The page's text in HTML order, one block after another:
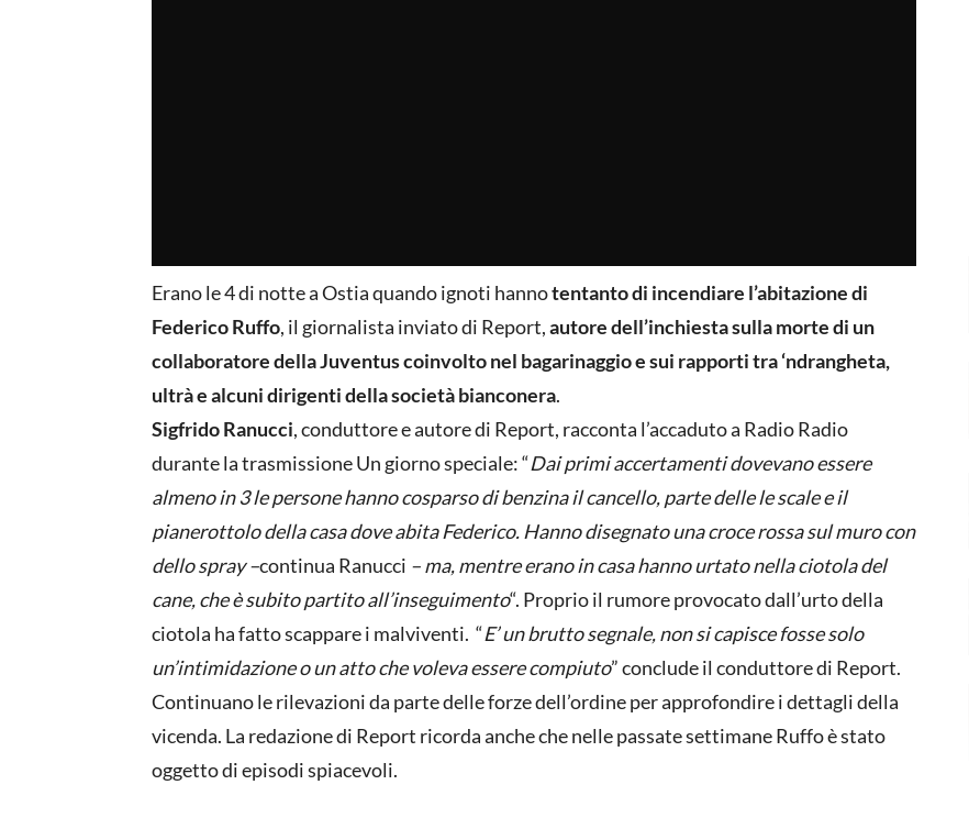
Erano le 4 di notte a Ostia quando ignoti hannotentanto di incendiare l’abitazione di
Federico Ruffo, il giornalista inviato di Report,autore dell’inchiesta sulla morte di un
collaboratore della Juventus coinvolto nel bagarinaggio e sui rapporti tra ‘ndrangheta,
ultrà e alcuni dirigenti della società bianconera.
Sigfrido Ranucci, conduttore e autore di Report, racconta l’accaduto a Radio Radio
durante la trasmissione Un giorno speciale: “Dai primi accertamenti dovevano essere
almeno in 3 le persone hanno cosparso di benzina il cancello, parte delle le scale e il
pianerottolo della casa dove abita Federico. Hanno disegnato una croce rossa sul muro con
dello spray –continua Ranucci – ma, mentre erano in casa hanno urtato nella ciotola del
cane, che è subito partito all’inseguimento“. Proprio il rumore provocato dall’urto della
ciotola ha fatto scappare i malviventi. “E’ un brutto segnale, non si capisce fosse solo
un’intimidazione o un atto che voleva essere compiuto” conclude il conduttore di Report.
Continuano le rilevazioni da parte delle forze dell’ordine per approfondire i dettagli della
vicenda. La redazione di Report ricorda anche che nelle passate settimane Ruffo è stato
oggetto di episodi spiacevoli.